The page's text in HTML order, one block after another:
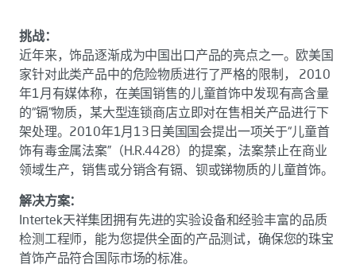
挑战：
近年来，饰品逐渐成为中国出口产品的亮点之一。欧美国
家针对此类产品中的危险物质进行了严格的限制， 2010
年1月有媒体称，在美国销售的儿童首饰中发现有高含量
的“镉”物质，某大型连锁商店立即对在售相关产品进行下
架处理。2010年1月13日美国国会提出一项关于“儿童首
饰有毒金属法案”（H.R.4428）的提案，法案禁止在商业
领域生产，销售或分销含有镉、钡或锑物质的儿童首饰。
解决方案：
Intertek天祥集团拥有先进的实验设备和经验丰富的品质
检测工程师，能为您提供全面的产品测试，确保您的珠宝
首饰产品符合国际市场的标准。